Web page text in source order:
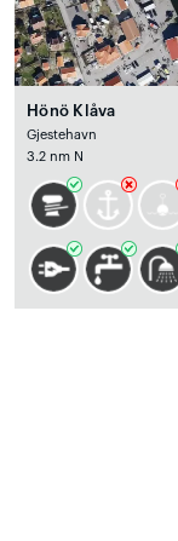
Hönö Klåva
Gjestehavn
3.2 nm N